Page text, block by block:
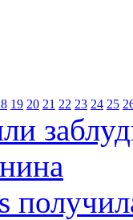
19 20 21 22 23 24 25